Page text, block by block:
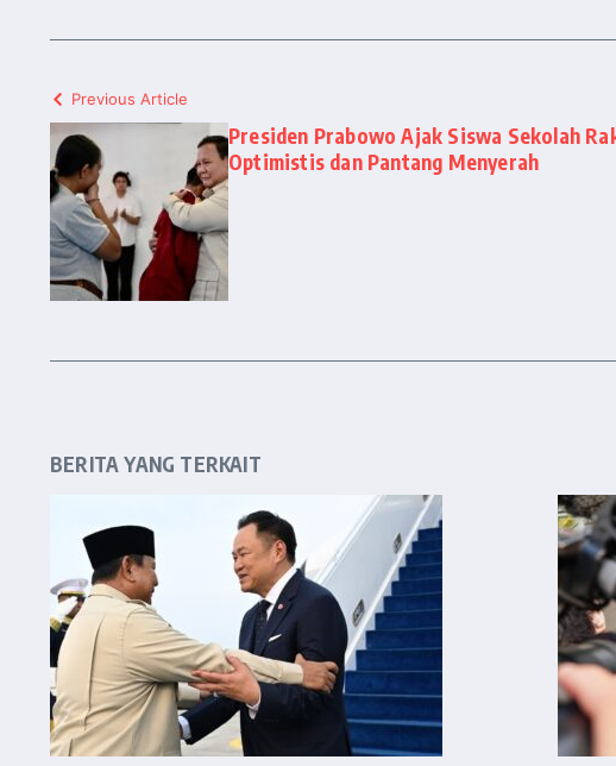
Previous Article
Presiden Prabowo Ajak Siswa Sekolah
Optimistis dan Pantang Menyerah
BERITA YANG TERKAIT